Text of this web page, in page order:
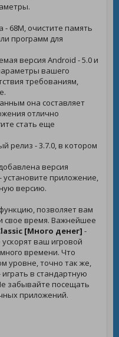
68M, очистите память
программ для
версия Android - 5.0 и
вашего
требованиям,
она составляет
отлично
стать еще
релиз - 3.7.0, в котором
версия
установите приложение,
версию.
позволяет вам
свое время. Важнейшее
[Много денег] -
ваш игровой
времени. Что
уровне, точно так же,
в стандартную
забывайте посещать
приложений.